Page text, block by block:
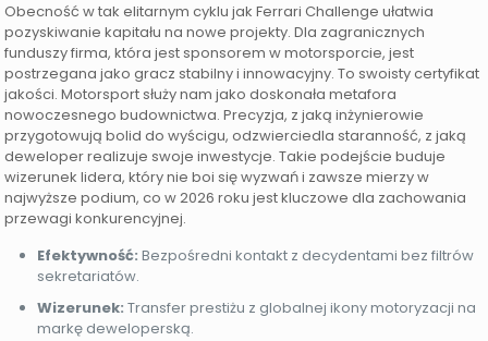
Obecność w tak elitarnym cyklu jak Ferrari Challenge ułatwia
pozyskiwanie kapitału na nowe projekty. Dla zagranicznych
funduszy firma, która jest sponsorem w motorsporcie, jest
postrzegana jako gracz stabilny i innowacyjny. To swoisty certyfikat
jakości. Motorsport służy nam jako doskonała metafora
nowoczesnego budownictwa. Precyzja, z jaką inżynierowie
przygotowują bolid do wyścigu, odzwierciedla staranność, z jaką
deweloper realizuje swoje inwestycje. Takie podejście buduje
wizerunek lidera, który nie boi się wyzwań i zawsze mierzy w
najwyższe podium, co w 2026 roku jest kluczowe dla zachowania
przewagi konkurencyjnej.
Efektywność: Bezpośredni kontakt z decydentami bez filtrów
sekretariatów.
Wizerunek: Transfer prestiżu z globalnej ikony motoryzacji na
markę deweloperską.